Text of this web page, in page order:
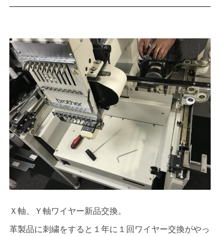
Ｘ軸、Ｙ軸ワイヤー新品交換。
革製品に刺繍をすると１年に１回ワイヤー交換がやっ